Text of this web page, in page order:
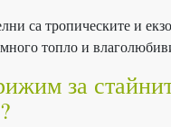
са тропическите и
топло и
за